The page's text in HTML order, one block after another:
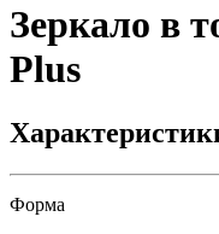
Зеркало в
Plus
Форма